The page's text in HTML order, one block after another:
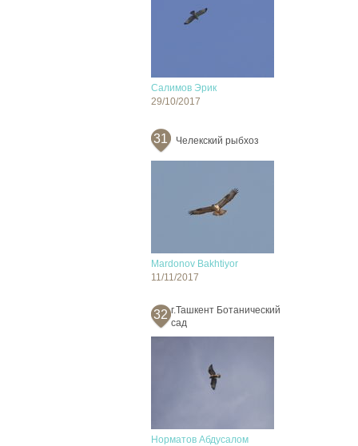
Салимов Эрик
29/10/2017
31 Челекский рыбхоз
Mardonov Bakhtiyor
11/11/2017
32 г.Ташкент Ботанический
сад
Норматов Абдусалом